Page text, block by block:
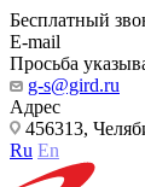
Бесплатный
E-mail
Просьба
g-s@gird.ru
Адрес
456313,
Ru En